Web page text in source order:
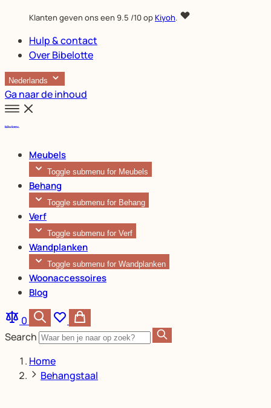
Klanten geven ons een 9.5 /10 opKiyoh.
Hulp & contact
Over Bibelotte
Nederlands
Ga naar de inhoud
Meubels
Toggle submenu for Meubels
Behang
Toggle submenu for Behang
Verf
Toggle submenu for Verf
Wandplanken
Toggle submenu for Wandplanken
Woonaccessoires
Blog
0
Search
Home
Behangstaal